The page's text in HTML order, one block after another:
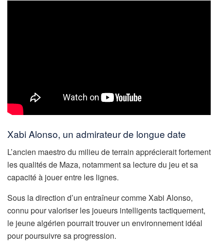
Xabi Alonso, un admirateur de longue date
L’ancien maestro du milieu de terrain apprécierait fortement
les qualités de Maza, notamment sa lecture du jeu et sa
capacité à jouer entre les lignes.
Sous la direction d’un entraîneur comme Xabi Alonso,
connu pour valoriser les joueurs intelligents tactiquement,
le jeune algérien pourrait trouver un environnement idéal
pour poursuivre sa progression.